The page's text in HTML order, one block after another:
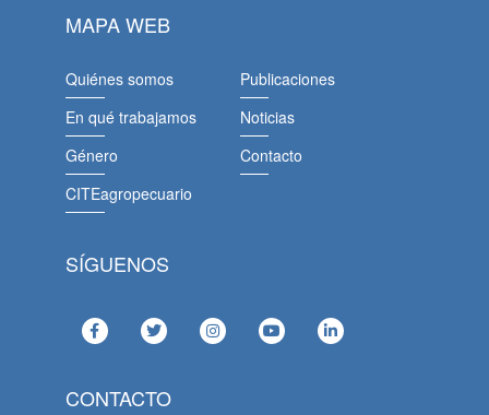
MAPA WEB
Quiénes somos
En qué trabajamos
Género
CITEagropecuario
Publicaciones
Noticias
Contacto
SÍGUENOS
CONTACTO